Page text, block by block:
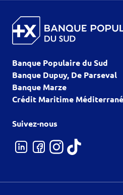
Banque Populaire du Sud
Banque Dupuy, De Parseval
Banque Marze
Crédit Maritime
Suivez-nous